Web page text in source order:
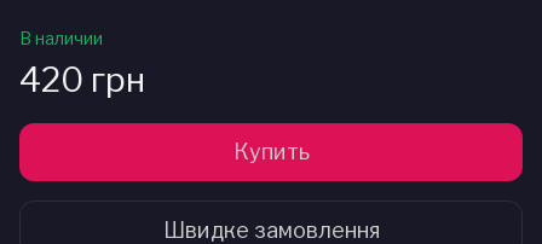
В наличии
420 грн
Купить
Швидке замовлення